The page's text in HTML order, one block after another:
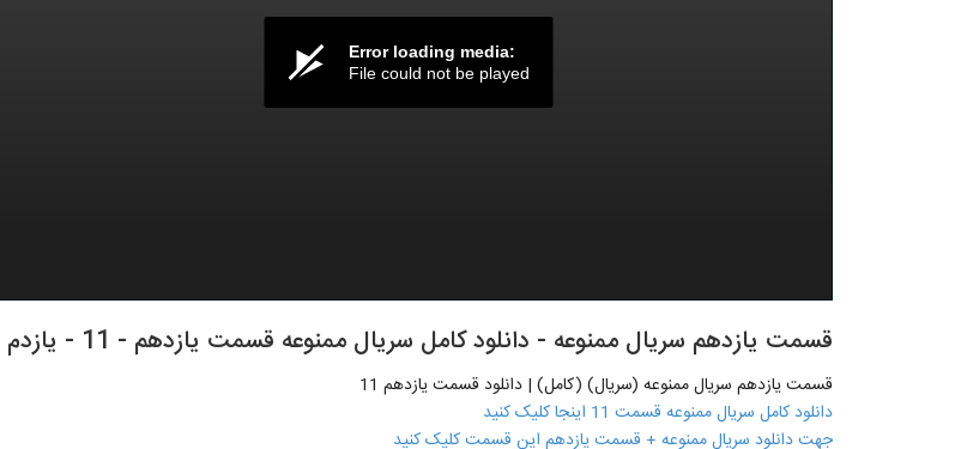
Error loading media:
File could not be played
قسمت یازدهم سریال ممنوعه - دانلود کامل سریال ممنوعه قسمت یازدهم - 11 - یازدم
قسمت یازدهم سریال ممنوعه (سریال) (کامل) | دانلود قسمت یازدهم 11
دانلود کامل سریال ممنوعه قسمت 11 اینجا کلیک کنید
جهت دانلود سریال ممنوعه + قسمت یازدهم این قسمت کلیک کنید